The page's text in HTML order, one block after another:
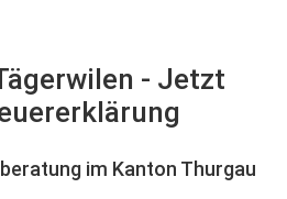
- Jetzt
im Kanton Thurgau